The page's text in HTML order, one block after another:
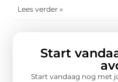
Lees verder »
Start
Start vandaag nog met